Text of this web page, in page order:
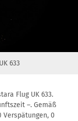
UK 633
Flug UK 633.
–. Gemäß
Verspätungen, 0